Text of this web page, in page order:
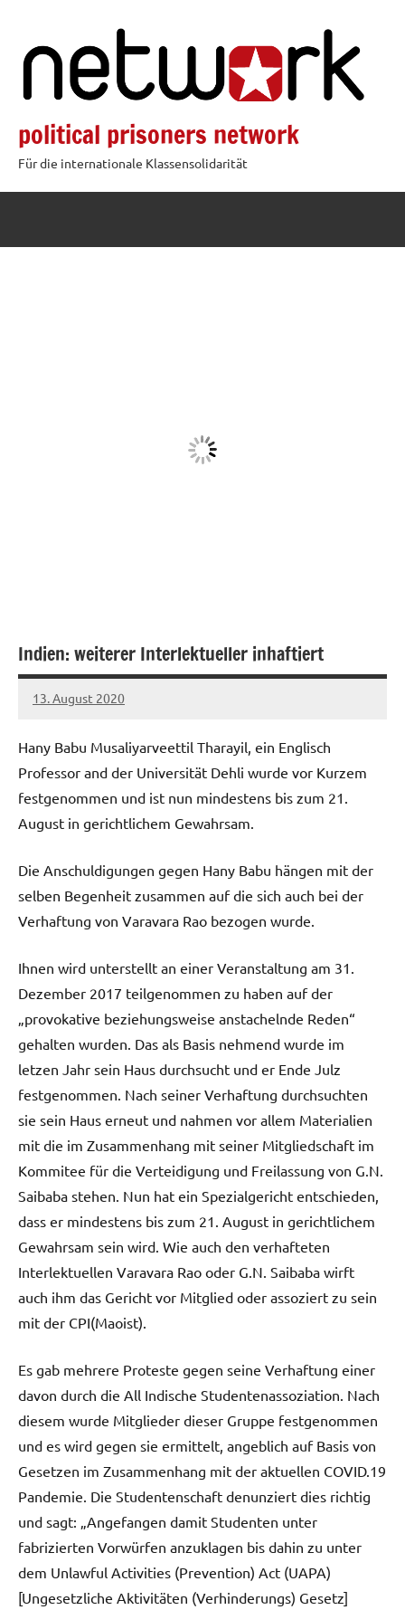
springen
political prisoners network
Für die internationale Klassensolidarität
Indien: weiterer Interlektueller inhaftiert
13. August 2020
admin
Hany Babu Musaliyarveettil Tharayil, ein Englisch
Professor and der Universität Dehli wurde vor Kurzem
festgenommen und ist nun mindestens bis zum 21.
August in gerichtlichem Gewahrsam.
Die Anschuldigungen gegen Hany Babu hängen mit der
selben Begenheit zusammen auf die sich auch bei der
Verhaftung von Varavara Rao bezogen wurde.
Ihnen wird unterstellt an einer Veranstaltung am 31.
Dezember 2017 teilgenommen zu haben auf der
„provokative beziehungsweise anstachelnde Reden“
gehalten wurden. Das als Basis nehmend wurde im
letzen Jahr sein Haus durchsucht und er Ende Julz
festgenommen. Nach seiner Verhaftung durchsuchten
sie sein Haus erneut und nahmen vor allem Materialien
mit die im Zusammenhang mit seiner Mitgliedschaft im
Kommitee für die Verteidigung und Freilassung von G.N.
Saibaba stehen. Nun hat ein Spezialgericht entschieden,
dass er mindestens bis zum 21. August in gerichtlichem
Gewahrsam sein wird. Wie auch den verhafteten
Interlektuellen Varavara Rao oder G.N. Saibaba wirft
auch ihm das Gericht vor Mitglied oder assoziert zu sein
mit der CPI(Maoist).
Es gab mehrere Proteste gegen seine Verhaftung einer
davon durch die All Indische Studentenassoziation. Nach
diesem wurde Mitglieder dieser Gruppe festgenommen
und es wird gegen sie ermittelt, angeblich auf Basis von
Gesetzen im Zusammenhang mit der aktuellen COVID.19
Pandemie. Die Studentenschaft denunziert dies richtig
und sagt: „Angefangen damit Studenten unter
fabrizierten Vorwürfen anzuklagen bis dahin zu unter
dem Unlawful Activities (Prevention) Act (UAPA)
[Ungesetzliche Aktivitäten (Verhinderungs) Gesetz]